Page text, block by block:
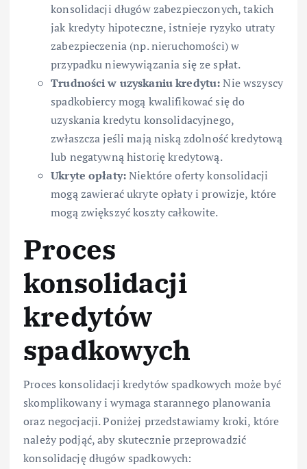
konsolidacji długów zabezpieczonych, takich
jak kredyty hipoteczne, istnieje ryzyko utraty
zabezpieczenia (np. nieruchomości) w
przypadku niewywiązania się ze spłat.
Trudności w uzyskaniu kredytu:Nie wszyscy
spadkobiercy mogą kwalifikować się do
uzyskania kredytu konsolidacyjnego,
zwłaszcza jeśli mają niską zdolność kredytową
lub negatywną historię kredytową.
Ukryte opłaty:Niektóre oferty konsolidacji
mogą zawierać ukryte opłaty i prowizje, które
mogą zwiększyć koszty całkowite.
Proces
konsolidacji
kredytów
spadkowych
Proces konsolidacji kredytów spadkowych może być
skomplikowany i wymaga starannego planowania
oraz negocjacji. Poniżej przedstawiamy kroki, które
należy podjąć, aby skutecznie przeprowadzić
konsolidację długów spadkowych: